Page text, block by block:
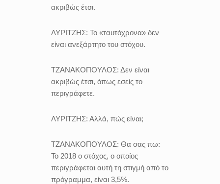
ακριβώς έτσι.
ΛΥΡΙΤΖΗΣ: Το «ταυτόχρονα» δεν
είναι ανεξάρτητο του στόχου.
ΤΖΑΝΑΚΟΠΟΥΛΟΣ: Δεν είναι
ακριβώς έτσι, όπως εσείς το
περιγράφετε.
ΛΥΡΙΤΖΗΣ: Αλλά, πώς είναι;
ΤΖΑΝΑΚΟΠΟΥΛΟΣ: Θα σας πω:
Το 2018 ο στόχος, ο οποίος
περιγράφεται αυτή τη στιγμή από το
πρόγραμμα, είναι 3,5%.